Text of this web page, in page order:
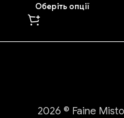
Оберіть опції
2026 © Faine